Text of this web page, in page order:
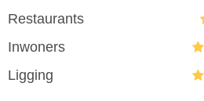
Restaurants
Inwoners
Ligging